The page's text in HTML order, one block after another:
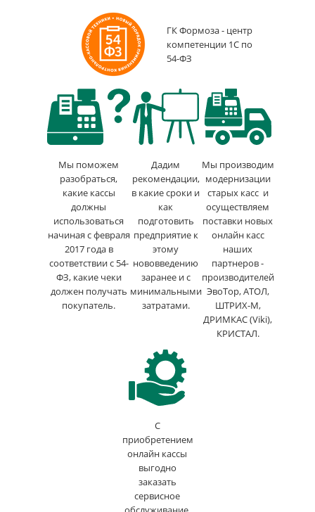
ГК Формоза - центр
компетенции 1С по
54-ФЗ
Мы поможем
разобраться,
какие кассы
должны
использоваться
начиная с февраля
2017 года в
соответствии с 54-
ФЗ, какие чеки
должен получать
покупатель.
Дадим
рекомендации,
в какие сроки и
как
подготовить
предприятие к
этому
нововведению
заранее и с
минимальными
затратами.
Мы производим
модернизации
старых касс и
осуществляем
поставки новых
онлайн касс
наших
партнеров -
производителей
ЭвоТор, АТОЛ,
ШТРИХ-М,
ДРИМКАС (Viki),
КРИСТАЛ.
С
приобретением
онлайн кассы
выгодно
заказать
сервисное